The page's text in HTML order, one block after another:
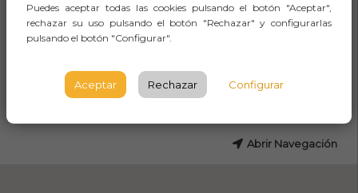
MURCIA
Abrir Navegación
Puedes aceptar todas las cookies pulsando el botón "Aceptar",
rechazar su uso pulsando el botón "Rechazar" y configurarlas
pulsando el botón "Configurar".
Aceptar Rechazar Configurar